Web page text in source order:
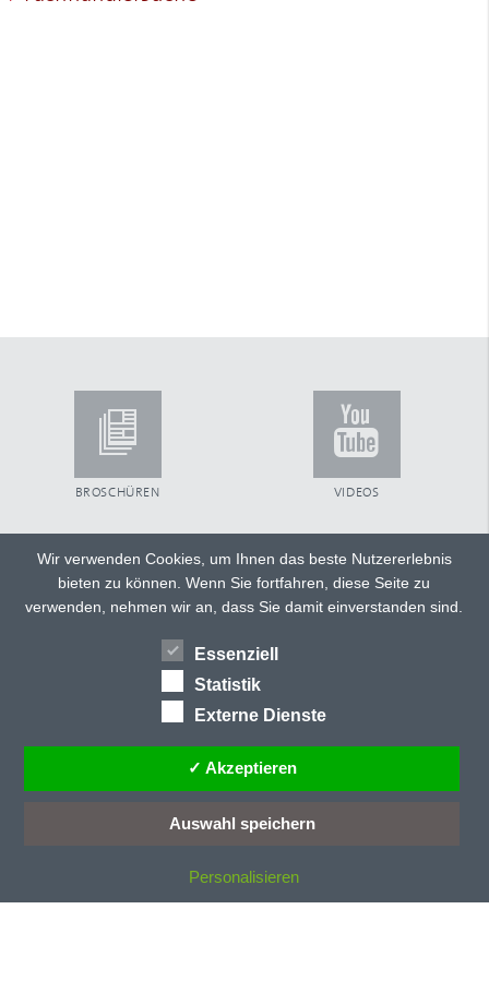
Benny-Steuerung
Blende aus Aluminium
Blendenkasten
Blendkappe
Blendkappensystem
Bürsteneinlage
C
CD 150
CD 150 ultra
CD 78
Dämmstoff
BROSCHÜREN VIDEOS
HÄNDLERSUCHE
TWITTER FACEBOOK
Wir verwenden Cookies, um Ihnen das beste Nutzererlebnis
bieten zu können. Wenn Sie fortfahren, diese Seite zu
verwenden, nehmen wir an, dass Sie damit einverstanden sind.
Essenziell
Statistik
Externe Dienste
✓ Akzeptieren
Auswahl speichern
Personalisieren